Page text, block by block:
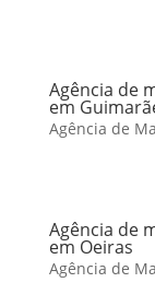
Agência de
em
Agência de
Agência de
em Oeiras
Agência de